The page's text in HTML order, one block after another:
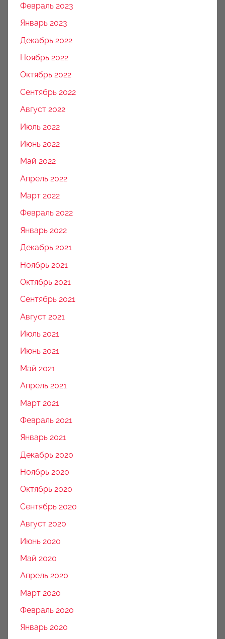
Февраль 2023
Январь 2023
Декабрь 2022
Ноябрь 2022
Октябрь 2022
Сентябрь 2022
Август 2022
Июль 2022
Июнь 2022
Май 2022
Апрель 2022
Март 2022
Февраль 2022
Январь 2022
Декабрь 2021
Ноябрь 2021
Октябрь 2021
Сентябрь 2021
Август 2021
Июль 2021
Июнь 2021
Май 2021
Апрель 2021
Март 2021
Февраль 2021
Январь 2021
Декабрь 2020
Ноябрь 2020
Октябрь 2020
Сентябрь 2020
Август 2020
Июнь 2020
Май 2020
Апрель 2020
Март 2020
Февраль 2020
Январь 2020